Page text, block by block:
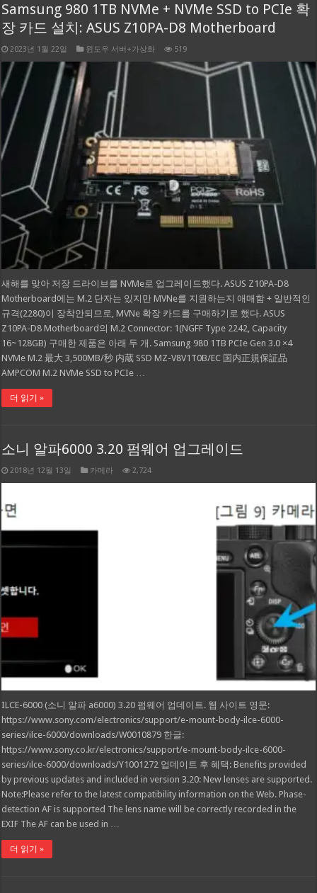
Samsung 980 1TB NVMe + NVMe SSD to PCIe 확
장 카드 설치: ASUS Z10PA-D8 Motherboard
2023년 1월 22일 윈도우 서버+가상화 519
새해를 맞아 저장 드라이브를 NVMe로 업그레이드했다. ASUS Z10PA-D8
Motherboard에는 M.2 단자는 있지만 MVNe를 지원하는지 애매함 + 일반적인
규격(2280)이 장착안되므로, MVNe 확장 카드를 구매하기로 했다. ASUS
Z10PA-D8 Motherboard의 M.2 Connector: 1(NGFF Type 2242, Capacity
16~128GB) 구매한 제품은 아래 두 개. Samsung 980 1TB PCIe Gen 3.0 ×4
NVMe M.2 最大 3,500MB/秒 内蔵 SSD MZ-V8V1T0B/EC 国内正規保証品
AMPCOM M.2 NVMe SSD to PCIe …
더 읽기 »
소니 알파6000 3.20 펌웨어 업그레이드
2018년 12월 13일 카메라 2,724
ILCE-6000 (소니 알파 a6000) 3.20 펌웨어 업데이트. 웹 사이트 영문:
https://www.sony.com/electronics/support/e-mount-body-ilce-6000-
series/ilce-6000/downloads/W0010879 한글:
https://www.sony.co.kr/electronics/support/e-mount-body-ilce-6000-
series/ilce-6000/downloads/Y1001272 업데이트 후 혜택: Benefits provided
by previous updates and included in version 3.20: New lenses are supported.
Note:Please refer to the latest compatibility information on the Web. Phase-
detection AF is supported The lens name will be correctly recorded in the
EXIF The AF can be used in …
더 읽기 »